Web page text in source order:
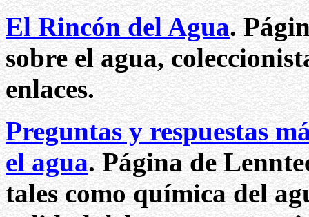
El Rincón del Agua.
sobre el agua,
enlaces.
Preguntas y respuestas
el agua. Página de
tales como química del